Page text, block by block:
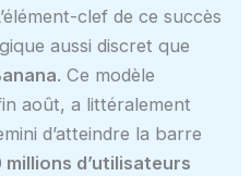
clef de ce succès
aussi discret que
. Ce modèle
août, a littéralement
d’atteindre la barre
millions d’utilisateurs